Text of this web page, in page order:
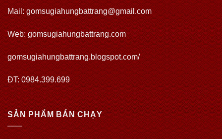
Mail: gomsugiahungbattrang@gmail.com
Web:gomsugiahungbattrang.com
gomsugiahungbattrang.blogspot.com/
ĐT: 0984.399.699
SẢN PHẨM BÁN CHẠY